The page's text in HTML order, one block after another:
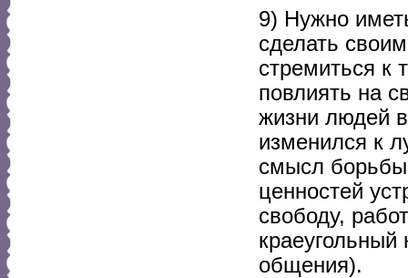
9) Нужно
сделать
стремиться к
повлиять на
жизни людей
изменился к
смысл
ценностей
свободу,
общения).